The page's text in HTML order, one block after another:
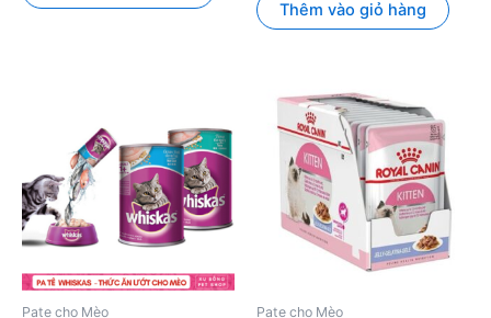
Thêm vào giỏ hàng
Pate cho Mèo Pate cho Mèo